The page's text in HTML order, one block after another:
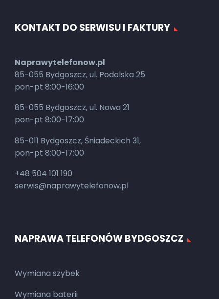
KONTAKT DO SERWISU I FAKTURY
Naprawytelefonow.pl
85-055 Bydgoszcz, ul. Podolska 25
pon-pt 8:00-16:00
85-055 Bydgoszcz, ul. Nowa 21
pon-pt 8:00-17:00
85-011 Bydgoszcz, Śniadeckich 31,
pon-pt 8:00-17:00
+48 504 101 190
serwis@naprawytelefonow.pl
NAPRAWA TELEFONÓW BYDGOSZCZ
Wymiana szybek
Wymiana baterii